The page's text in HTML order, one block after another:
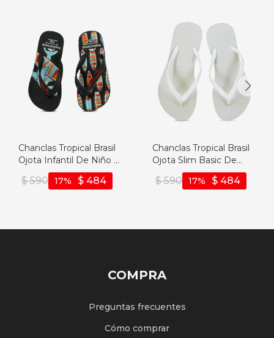
Chanclas Tropical Brasil
Ojota Infantil De Niño -
Negro - Negro
$ 590 $ 484
17
Chanclas Tropical Brasil
Ojota Slim Basic De
Mujer - Blanco - Blanco
$ 590 $ 484
17
COMPRA
Preguntas frecuentes
Cómo comprar